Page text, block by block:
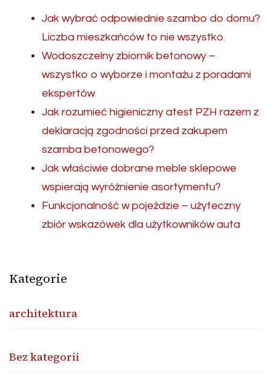
Jak wybrać odpowiednie szambo do domu?
Liczba mieszkańców to nie wszystko.
Wodoszczelny zbiornik betonowy –
wszystko o wyborze i montażu z poradami
ekspertów
Jak rozumieć higieniczny atest PZH razem z
deklaracją zgodności przed zakupem
szamba betonowego?
Jak właściwie dobrane meble sklepowe
wspierają wyróżnienie asortymentu?
Funkcjonalność w pojeździe – użyteczny
zbiór wskazówek dla użytkowników auta
Kategorie
architektura
Bez kategorii